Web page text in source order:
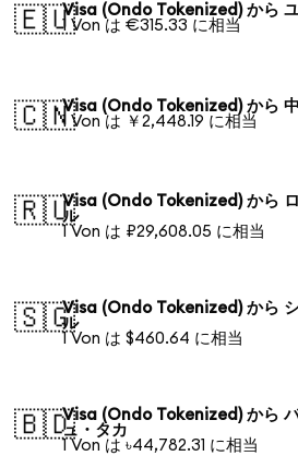
🇪🇺Visa (Ondo Tokenized) から ユ
1 Von は €315.33 に相当
🇨🇳Visa (Ondo Tokenized) から
1 Von は ￥2,448.19 に相当
🇷🇺Visa (Ondo Tokenized) から
ル
1 Von は ₽29,608.05 に相当
🇸🇬Visa (Ondo Tokenized) から
ル
1 Von は $460.64 に相当
🇧🇩Visa (Ondo Tokenized) から
ュ・タカ
1 Von は ৳44,782.31 に相当